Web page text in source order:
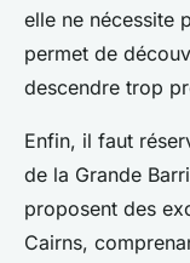
elle ne nécessite
permet de
descendre trop
Enfin, il faut
de la Grande
proposent des
Cairns,